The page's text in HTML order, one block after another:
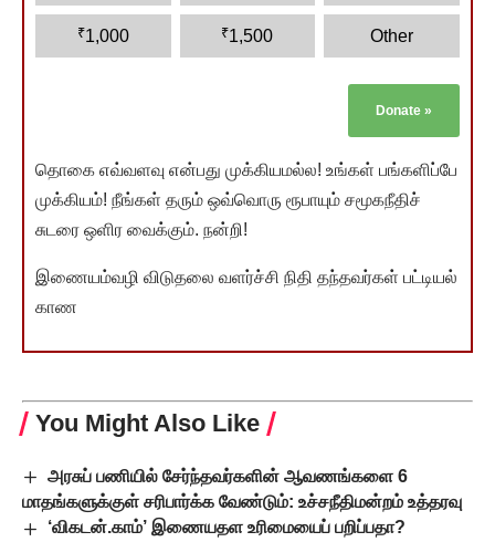
₹1,000 ₹1,500 Other
Donate »
தொகை எவ்வளவு என்பது முக்கியமல்ல! உங்கள் பங்களிப்பே
முக்கியம்! நீங்கள் தரும் ஒவ்வொரு ரூபாயும் சமூகநீதிச்
சுடரை ஒளிர வைக்கும். நன்றி!
இணையம்வழி விடுதலை வளர்ச்சி நிதி தந்தவர்கள் பட்டியல்
காண
You Might Also Like
அரசுப் பணியில் சேர்ந்தவர்களின் ஆவணங்களை 6
மாதங்களுக்குள் சரிபார்க்க வேண்டும்: உச்சநீதிமன்றம் உத்தரவு
‘விகடன்.காம்’ இணையதள உரிமையைப் பறிப்பதா?